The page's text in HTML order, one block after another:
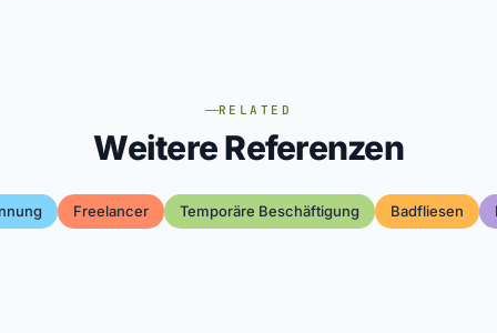
RELATED
Weitere Referenzen
Freelancer Temporäre Beschäftigung Badfliesen